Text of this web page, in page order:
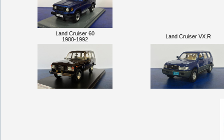
Land Cruiser 60
1980-1992
Land Cruiser VX.R